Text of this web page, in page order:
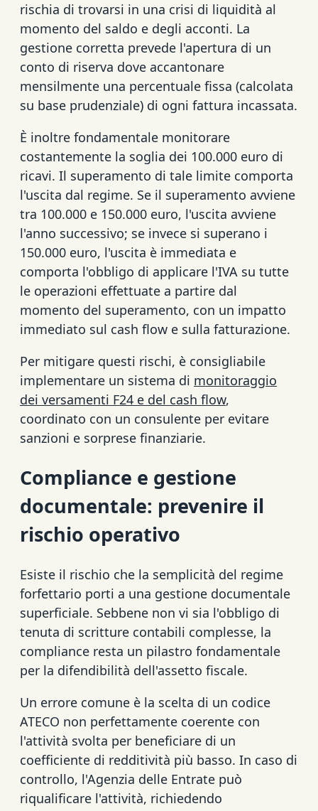
rischia di trovarsi in una crisi di liquidità al
momento del saldo e degli acconti. La
gestione corretta prevede l'apertura di un
conto di riserva dove accantonare
mensilmente una percentuale fissa (calcolata
su base prudenziale) di ogni fattura incassata.
È inoltre fondamentale monitorare
costantemente la soglia dei 100.000 euro di
ricavi. Il superamento di tale limite comporta
l'uscita dal regime. Se il superamento avviene
tra 100.000 e 150.000 euro, l'uscita avviene
l'anno successivo; se invece si superano i
150.000 euro, l'uscita è immediata e
comporta l'obbligo di applicare l'IVA su tutte
le operazioni effettuate a partire dal
momento del superamento, con un impatto
immediato sul cash flow e sulla fatturazione.
Per mitigare questi rischi, è consigliabile
implementare un sistema di monitoraggio
dei versamenti F24 e del cash flow,
coordinato con un consulente per evitare
sanzioni e sorprese finanziarie.
Compliance e gestione
documentale: prevenire il
rischio operativo
Esiste il rischio che la semplicità del regime
forfettario porti a una gestione documentale
superficiale. Sebbene non vi sia l'obbligo di
tenuta di scritture contabili complesse, la
compliance resta un pilastro fondamentale
per la difendibilità dell'assetto fiscale.
Un errore comune è la scelta di un codice
ATECO non perfettamente coerente con
l'attività svolta per beneficiare di un
coefficiente di redditività più basso. In caso di
controllo, l'Agenzia delle Entrate può
riqualificare l'attività, richiedendo